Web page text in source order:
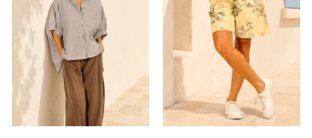
HH-EEZ
HH-Eppendorf
HH-Hanseviertel
HH-Wandsbek
Hannover